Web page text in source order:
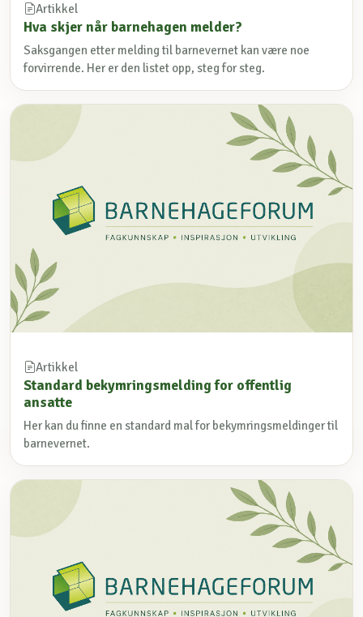
Artikkel
Hva skjer når barnehagen melder?
Saksgangen etter melding til barnevernet kan være noe
forvirrende. Her er den listet opp, steg for steg.
Artikkel
Standard bekymringsmelding for offentlig
ansatte
Her kan du finne en standard mal for bekymringsmeldinger til
barnevernet.